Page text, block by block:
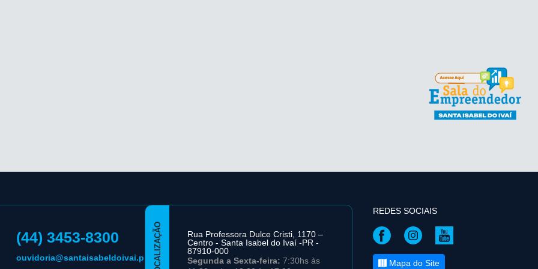
(44) 3453-8300
ouvidoria@santaisabeldoivai.pr.gov.br
LOCALIZAÇÃO
Rua Professora Dulce Cristi, 1170 –
Centro - Santa Isabel do Ivaí -PR -
87910-000
Segunda a Sexta-feira: 7:30hs às
REDES SOCIAIS
Mapa do Site